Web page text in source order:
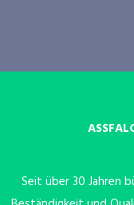
Seit über 30 Jahren